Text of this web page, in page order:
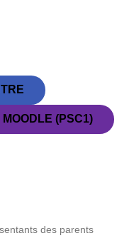
MOODLE (PSC1)
des parents